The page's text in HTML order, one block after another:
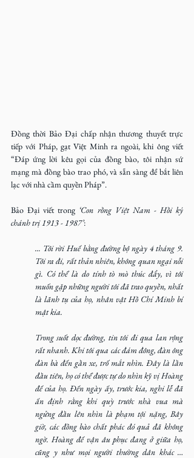
Đồng thời Bảo Đại chấp nhận thương thuyết trực
tiếp với Pháp, gạt Việt Minh ra ngoài, khi ông viết
“Đáp ứng lời kêu gọi của đồng bào, tôi nhận sứ
mạng mà đồng bào trao phó, và sẵn sàng để bắt liên
lạc với nhà cầm quyền Pháp”.
Bảo Đại viết trong ‘Con rồng Việt Nam - Hồi ký
chánh trị 1913 - 1987’:
... Tôi rời Huế bằng đường bộ ngày 4 tháng 9.
Tôi ra đi, rất thản nhiên, không quan ngại nỗi
gì. Có thể là do tính tò mò thúc đẩy, vì tôi
muốn gặp những người tôi đã trao quyền, nhất
là lãnh tụ của họ, nhân vật Hồ Chí Minh bí
mật kia.
Trong suốt dọc đường, tin tôi đi qua lan rộng
rất nhanh. Khi tôi qua các đám đông, đàn ông
đàn bà đến gần xe, trố mắt nhìn. Đây là lần
đầu tiên, họ có thể được tự do nhìn kỹ vị Hoàng
đế của họ. Đến ngày ấy, trước kia, nghi lễ đã
ấn định rằng khi quỳ trước nhà vua mà
ngửng đầu lên nhìn là phạm tội nặng, Bây
giờ, các đồng bào chất phác đó quả đã không
ngờ. Hoàng đế vận âu phục đang ở giữa họ,
cũng y như mọi người thường dân khác …